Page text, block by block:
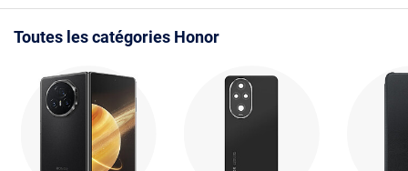
Toutes les catégories Honor